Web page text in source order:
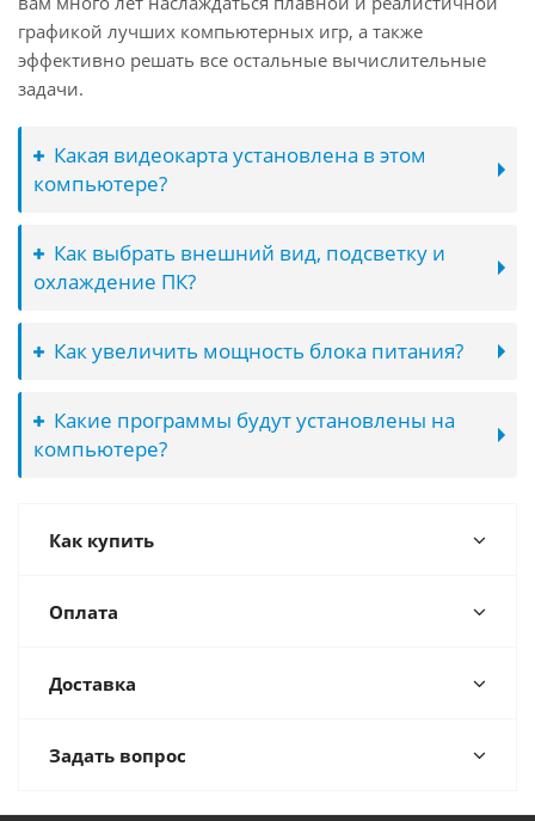
графикой лучших компьютерных игр, а также
эффективно решать все остальные вычислительные
задачи.
Какая видеокарта установлена в этом
компьютере?
Как выбрать внешний вид, подсветку и
охлаждение ПК?
Как увеличить мощность блока питания?
Какие программы будут установлены на
компьютере?
Как купить
Оплата
Доставка
Задать вопрос